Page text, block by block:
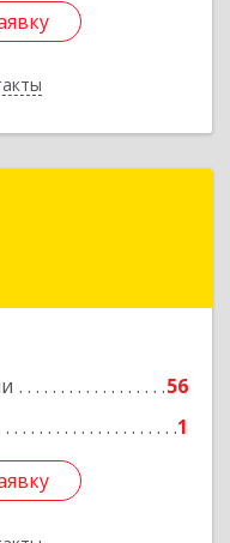
56
1
округ